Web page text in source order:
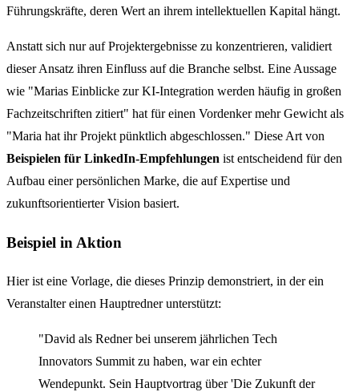
Führungskräfte, deren Wert an ihrem intellektuellen Kapital hängt.
Anstatt sich nur auf Projektergebnisse zu konzentrieren, validiert
dieser Ansatz ihren Einfluss auf die Branche selbst. Eine Aussage
wie "Marias Einblicke zur KI-Integration werden häufig in großen
Fachzeitschriften zitiert" hat für einen Vordenker mehr Gewicht als
"Maria hat ihr Projekt pünktlich abgeschlossen." Diese Art von
Beispielen für LinkedIn-Empfehlungen ist entscheidend für den
Aufbau einer persönlichen Marke, die auf Expertise und
zukunftsorientierter Vision basiert.
Beispiel in Aktion
Hier ist eine Vorlage, die dieses Prinzip demonstriert, in der ein
Veranstalter einen Hauptredner unterstützt:
"David als Redner bei unserem jährlichen Tech
Innovators Summit zu haben, war ein echter
Wendepunkt. Sein Hauptvortrag über 'Die Zukunft der